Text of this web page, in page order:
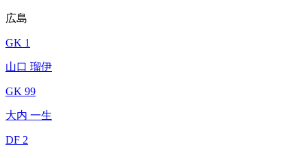
広島
GK 1
山口 瑠伊
GK 99
大内 一生
DF 2